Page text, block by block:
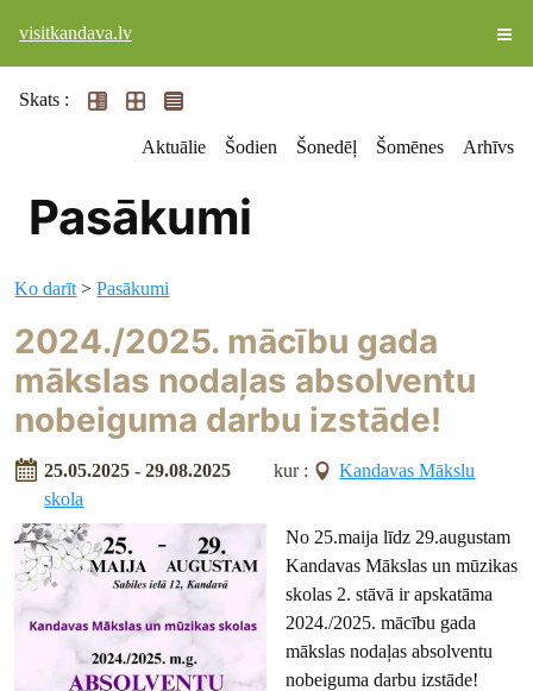
visitkandava.lv
Skats :
Aktuālie Šodien Šonedēļ Šomēnes Arhīvs
Pasākumi
Ko darīt >Pasākumi
2024./2025. mācību gada
mākslas nodaļas absolventu
nobeiguma darbu izstāde!
25.05.2025 - 29.08.2025 kur :
Kandavas Mākslu
skola
No 25.maija līdz 29.augustam
Kandavas Mākslas un mūzikas
skolas 2. stāvā ir apskatāma
2024./2025. mācību gada
mākslas nodaļas absolventu
nobeiguma darbu izstāde!